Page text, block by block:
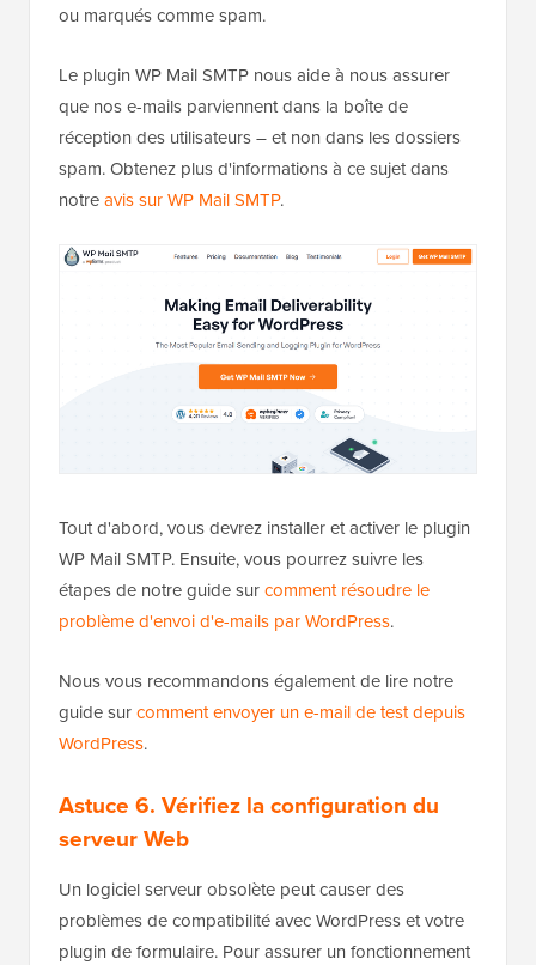
ou marqués comme spam.
Le plugin WP Mail SMTP nous aide à nous assurer
que nos e-mails parviennent dans la boîte de
réception des utilisateurs – et non dans les dossiers
spam. Obtenez plus d'informations à ce sujet dans
notreavis sur WP Mail SMTP.
Tout d'abord, vous devrez installer et activer le plugin
WP Mail SMTP. Ensuite, vous pourrez suivre les
étapes de notre guide surcomment résoudre le
problème d'envoi d'e-mails par WordPress.
Nous vous recommandons également de lire notre
guide surcomment envoyer un e-mail de test depuis
WordPress.
Astuce 6. Vérifiez la configuration du
serveur Web
Un logiciel serveur obsolète peut causer des
problèmes de compatibilité avec WordPress et votre
plugin de formulaire. Pour assurer un fonctionnement